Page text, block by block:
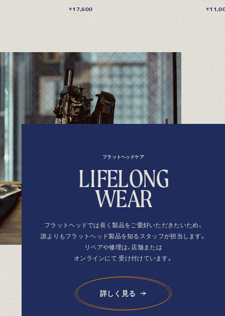
￥17,600 ￥
フラットヘッドケア
LIFELONG
WEAR
フラットヘッドでは長く製品をご愛好いただきたいため、
誰よりもフラットヘッド製品を知るスタッフが担当します。
リペアや修理は、店舗または
オンラインにて 受け付けています。
詳しく見る